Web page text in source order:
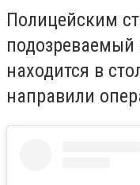
Полицейским
подозреваемый
находится в
направили